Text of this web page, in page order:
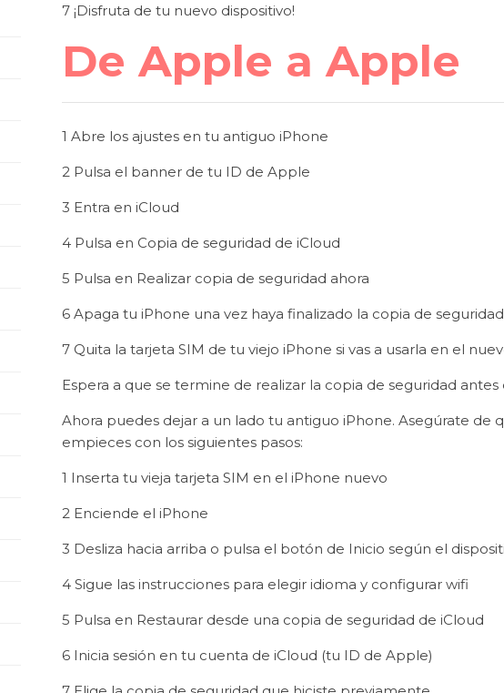
7 ¡Disfruta de tu nuevo dispositivo!
De Apple a Apple
1 Abre los ajustes en tu antiguo iPhone
2 Pulsa el banner de tu ID de Apple
3 Entra en iCloud
4 Pulsa en Copia de seguridad de iCloud
5 Pulsa en Realizar copia de seguridad ahora
6 Apaga tu iPhone una vez haya finalizado la copia de seguridad
7 Quita la tarjeta SIM de tu viejo iPhone si vas a usarla en el
Espera a que se termine de realizar la copia de seguridad
Ahora puedes dejar a un lado tu antiguo iPhone. Asegúrate de
empieces con los siguientes pasos:
1 Inserta tu vieja tarjeta SIM en el iPhone nuevo
2 Enciende el iPhone
3 Desliza hacia arriba o pulsa el botón de Inicio según el
4 Sigue las instrucciones para elegir idioma y configurar wifi
5 Pulsa en Restaurar desde una copia de seguridad de iCloud
6 Inicia sesión en tu cuenta de iCloud (tu ID de Apple)